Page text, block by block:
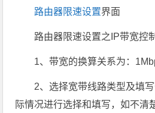
路由器限速设置界面
路由器限速设置之IP带宽控
1、带宽的换算关系为：
2、选择宽带线路类型及填
际情况进行选择和填写，如不清